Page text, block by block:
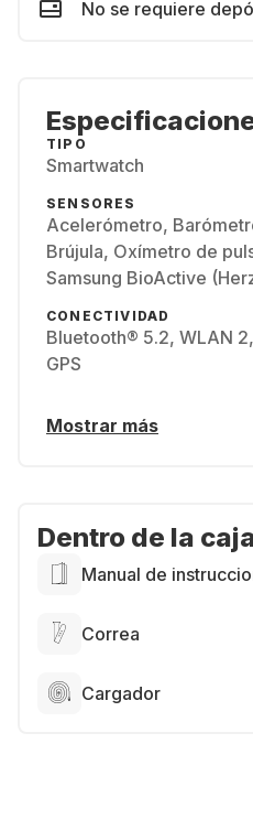
No se requiere
TIPO
Smartwatch
SENSORES
Acelerómetro,
Brújula, Oxímetro de
Samsung BioActive
CONECTIVIDAD
Bluetooth® 5.2, WLAN
GPS
Mostrar más
Dentro de la
Manual de
Correa
Cargador